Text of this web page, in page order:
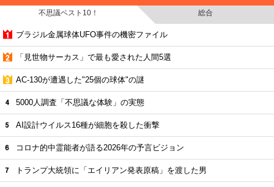
不思議ベスト10！ 総合
ブラジル金属球体UFO事件の機密ファイル
「見世物サーカス」で最も愛された人間5選
AC-130が遭遇した"25個の球体"の謎
5000人調査「不思議な体験」の実態
AI設計ウイルス16種が細胞を殺した衝撃
コロナ的中霊能者が語る2026年の予言ビジョン
トランプ大統領に「エイリアン発表原稿」を渡した男